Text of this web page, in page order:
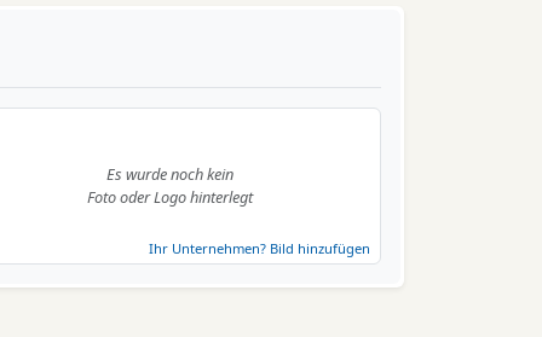
Es wurde noch kein
Foto oder Logo hinterlegt
Ihr Unternehmen? Bild hinzufügen